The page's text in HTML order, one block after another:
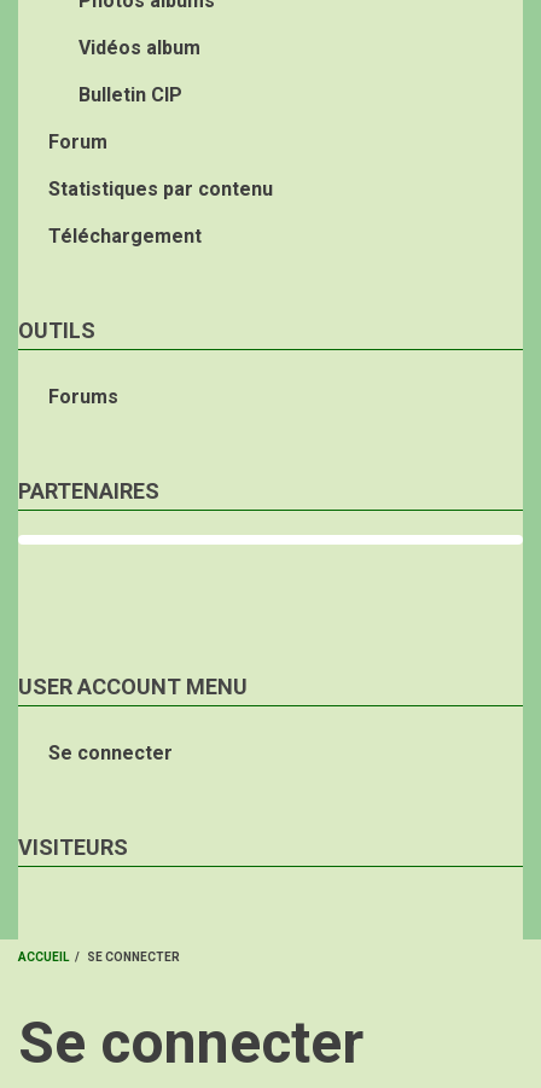
Vidéos album
Bulletin CIP
Forum
Statistiques par contenu
Téléchargement
OUTILS
Forums
PARTENAIRES
USER ACCOUNT MENU
Se connecter
VISITEURS
D'ARIANE
ACCUEIL / SE CONNECTER
Se connecter